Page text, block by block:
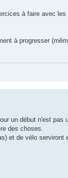
à faire avec
à progresser
un début n'est pas
des choses.
et de vélo